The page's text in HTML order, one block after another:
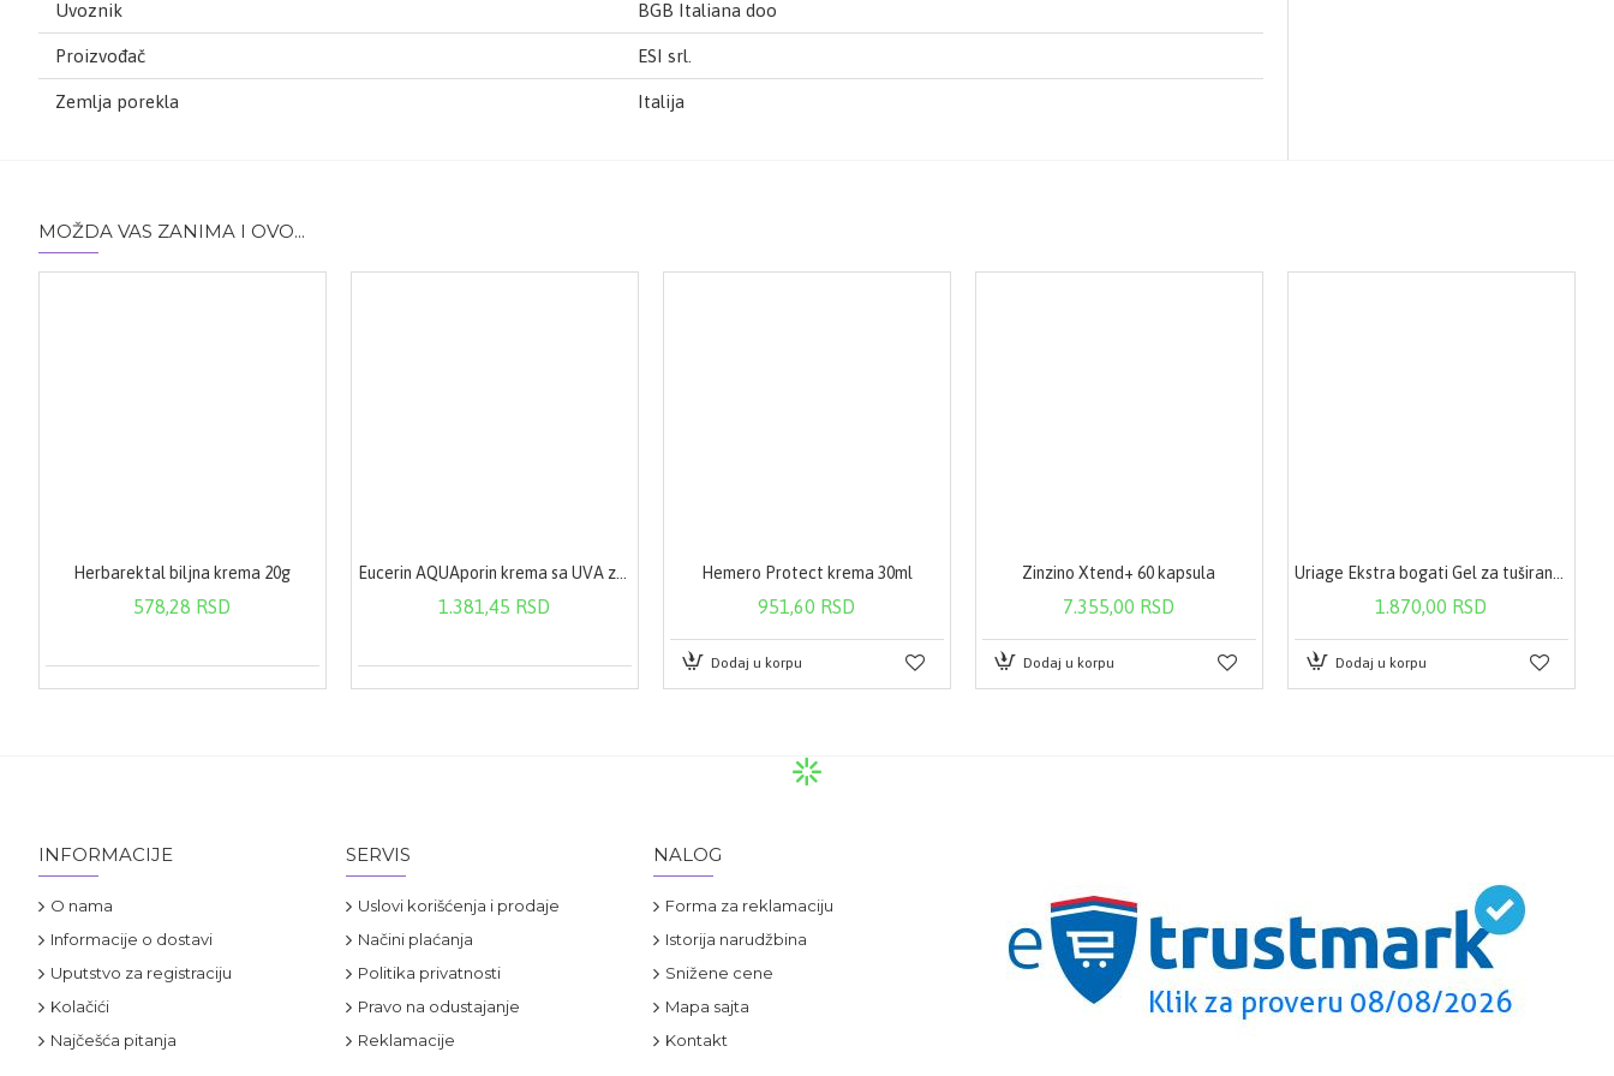
Uvoznik BGB Italiana doo
Proizvođač ESI srl.
Zemlja porekla Italija
MOŽDA VAS ZANIMA I OVO...
Herbarektal biljna krema 20g
578,28 RSD
Eucerin AQUAporin krema sa UVA zaštitom 50 ml
1.381,45 RSD
Hemero Protect krema 30ml
951,60 RSD
Dodaj u korpu
Zinzino Xtend+ 60 kapsula
7.355,00 RSD
Dodaj u korpu
Uriage Ekstra bogati Gel za tuširanje 500ml 1298
1.870,00 RSD
Dodaj u korpu
INFORMACIJE
O nama
Informacije o dostavi
Uputstvo za registraciju
Kolačići
Najčešća pitanja
SERVIS
Uslovi korišćenja i prodaje
Načini plaćanja
Politika privatnosti
Pravo na odustajanje
Reklamacije
NALOG
Forma za reklamaciju
Istorija narudžbina
Snižene cene
Mapa sajta
Kontakt